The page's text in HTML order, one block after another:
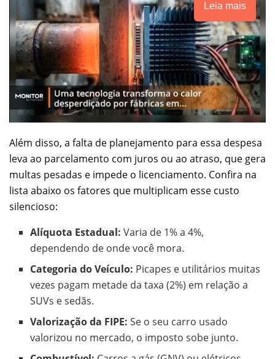
Leia mais
Além disso, a falta de planejamento para essa despesa
leva ao parcelamento com juros ou ao atraso, que gera
multas pesadas e impede o licenciamento. Confira na
lista abaixo os fatores que multiplicam esse custo
silencioso:
Alíquota Estadual: Varia de 1% a 4%,
dependendo de onde você mora.
Categoria do Veículo: Picapes e utilitários muitas
vezes pagam metade da taxa (2%) em relação a
SUVs e sedãs.
Valorização da FIPE: Se o seu carro usado
valorizou no mercado, o imposto sobe junto.